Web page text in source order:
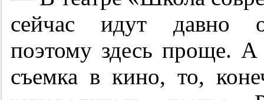
сейчас идут давно
поэтому здесь проще. А
съемка в кино, то,